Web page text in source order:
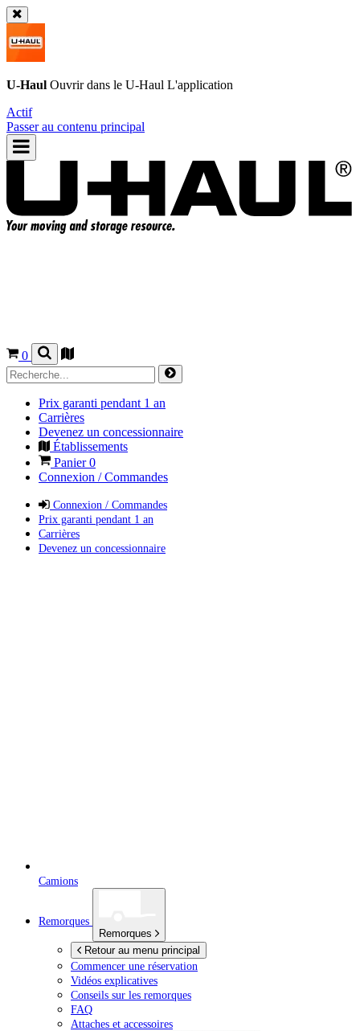
U-Haul Ouvrir dans le U-Haul L'application
Actif
Passer au contenu principal
0
Prix garanti pendant 1 an
Carrières
Devenez un concessionnaire
Établissements
Panier0
Connexion / Commandes
Connexion / Commandes
Prix garanti pendant 1 an
Carrières
Devenez un concessionnaire
Camions
Remorques
Remorques
Retour au menu principal
Commencer une réservation
Vidéos explicatives
Conseils sur les remorques
FAQ
Attaches et accessoires